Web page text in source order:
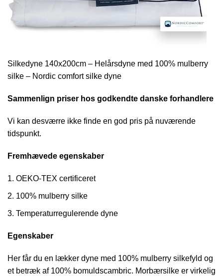
Silkedyne 140x200cm – Helårsdyne med 100% mulberry
silke – Nordic comfort silke dyne
Sammenlign priser hos godkendte danske forhandlere
Vi kan desværre ikke finde en god pris på nuværende
tidspunkt.
Fremhævede egenskaber
OEKO-TEX certificeret
100% mulberry silke
Temperaturregulerende dyne
Egenskaber
Her får du en lækker dyne med 100% mulberry silkefyld og
et betræk af 100% bomuldscambric. Morbærsilke er virkelig